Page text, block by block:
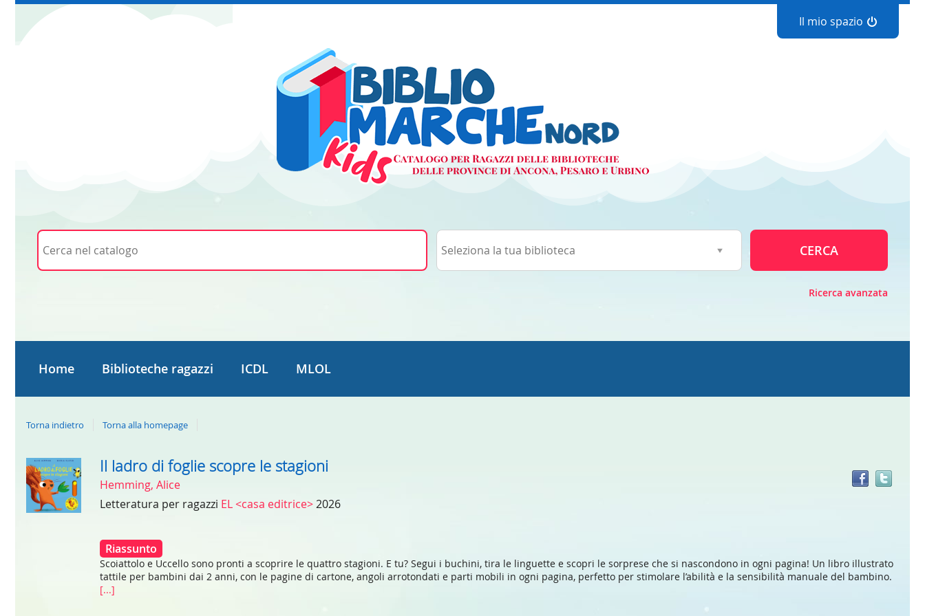
Il mio spazio
Cerca su "Cerca nel catalogo"
CERCA
Ricerca avanzata
Home Biblioteche ragazzi ICDL MLOL
Torna indietro Torna alla homepage
Dettaglio
del
documento
Il ladro di foglie scopre le stagioni
Hemming, Alice
Letteratura per ragazzi EL <casa editrice>2026
Riassunto
Scoiattolo e Uccello sono pronti a scoprire le quattro stagioni. E tu? Segui i buchini, tira le linguette e scopri le sorprese che si nascondono in ogni pagina! Un libro illustrato
tattile per bambini dai 2 anni, con le pagine di cartone, angoli arrotondati e parti mobili in ogni pagina, perfetto per stimolare l’abilità e la sensibilità manuale del bambino.
[...]